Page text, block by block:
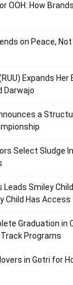
OOH: How
on Peace,
Expands
Darwajo
a
Select Sludge
Leads Smiley
Child Has
Graduation in
Programs
in Gotri for